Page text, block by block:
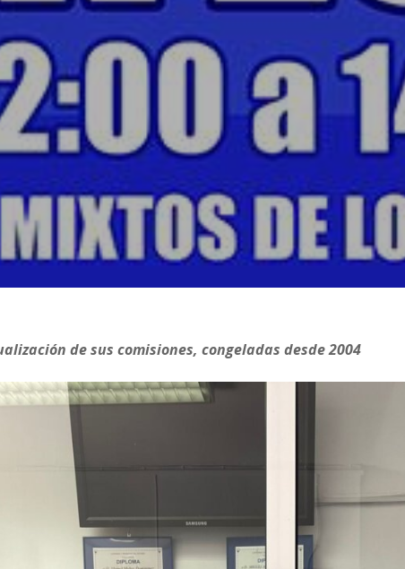
de sus comisiones, congeladas desde 2004